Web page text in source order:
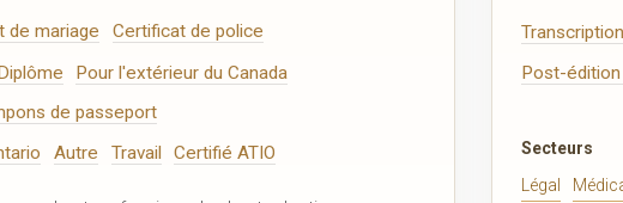
de mariage
Certificat de police
Pour l'extérieur du Canada
de passeport
Autre Travail Certifié ATIO
Transcription
Post-
Secteurs
Légal